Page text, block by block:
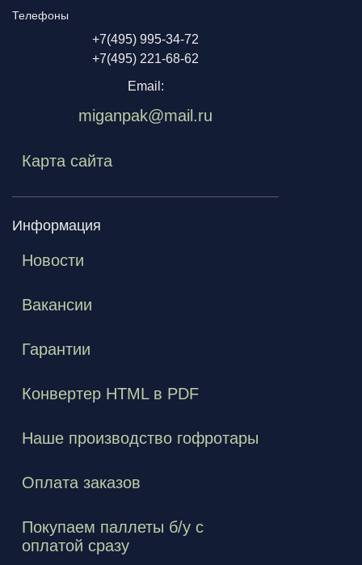
Телефоны
+7(495) 995-34-72
+7(495) 221-68-62
Email:
miganpak@mail.ru
Карта сайта
Информация
Новости
Вакансии
Гарантии
Конвертер HTML в PDF
Наше производство гофротары
Оплата заказов
Покупаем паллеты б/у с
оплатой сразу